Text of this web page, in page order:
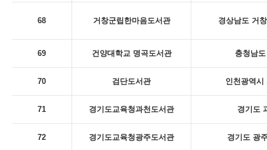
68 거창군립한마음도서관 경상남도 거
69 건양대학교 명곡도서관 충청남
70 검단도서관 인천광역시
71 경기도교육청과천도서관 경기도
72 경기도교육청광주도서관 경기도 광